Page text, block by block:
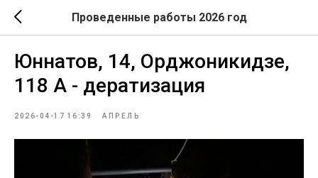
Проведенные работы 2026 год
Юннатов, 14, Орджоникидзе,
118 А - дератизация
2026-04-17 16:39 АПРЕЛЬ